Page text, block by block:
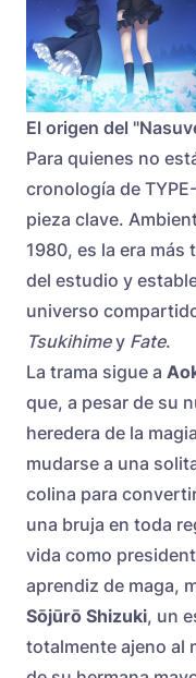
El origen del
Para quienes no
cronología de
pieza clave.
1980, es la era más
del estudio y
universo
Tsukihimey Fate.
La trama sigue a
que, a pesar de su
heredera de la
mudarse a una
colina para
una bruja en toda
vida como
aprendiz de maga,
Sōjūrō Shizuki, un
totalmente ajeno al